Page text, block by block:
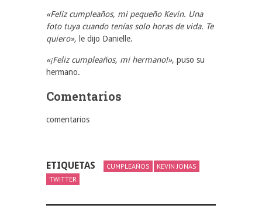
«Feliz cumpleaños, mi pequeño Kevin. Una
foto tuya cuando tenías solo horas de vida. Te
quiero», le dijo Danielle.
«¡Feliz cumpleaños, mi hermano!», puso su
hermano.
Comentarios
comentarios
ETIQUETAS CUMPLEAÑOS
KEVIN JONAS
TWITTER